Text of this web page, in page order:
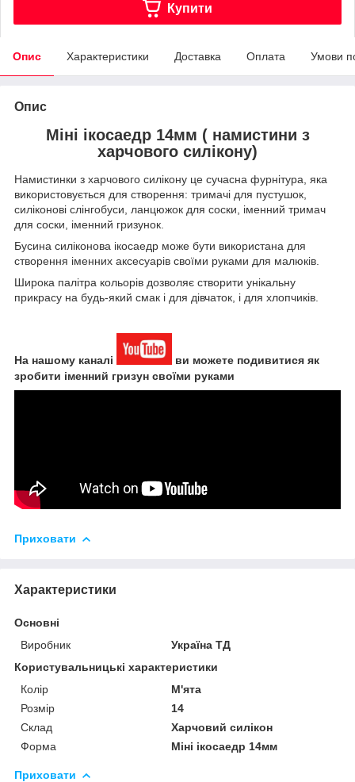
Купити
Опис Характеристики Доставка Оплата Умови
Опис
Міні ікосаедр 14мм ( намистини з
харчового силікону)
Намистинки з харчового силікону це сучасна фурнітура, яка
використовується для створення: тримачі для пустушок,
силіконові слінгобуси, ланцюжок для соски, іменний тримач
для соски, іменний гризунок.
Бусина силіконова ікосаедр може бути використана для
створення іменних аксесуарів своїми руками для малюків.
Широка палітра кольорів дозволяє створити унікальну
прикрасу на будь-який смак і для дівчаток, і для хлопчиків.
На нашому каналі
ви можете подивитися як
зробити іменний гризун своїми руками
Приховати
Характеристики
Основні
Виробник
Україна ТД
Користувальницькі характеристики
Колір
М'ята
Розмір
14
Склад
Харчовий силікон
Форма
Міні ікосаедр 14мм
Приховати